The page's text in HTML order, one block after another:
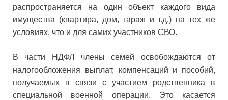
распространяется на один объект каждого вида
имущества (квартира, дом, гараж и т.д.) на тех же
условиях, что и для самих участников СВО.
В части НДФЛ члены семей освобождаются от
налогообложения выплат, компенсаций и пособий,
получаемых в связи с участием родственника в
специальной военной операции. Это касается